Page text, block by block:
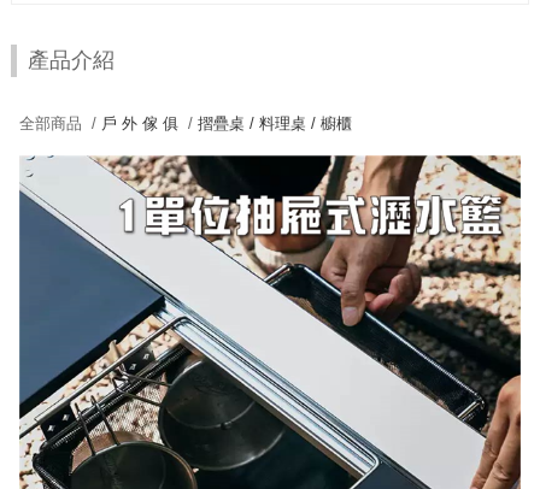
產品介紹
全部商品 / 戶 外 傢 俱 /摺疊桌 / 料理桌 / 櫥櫃